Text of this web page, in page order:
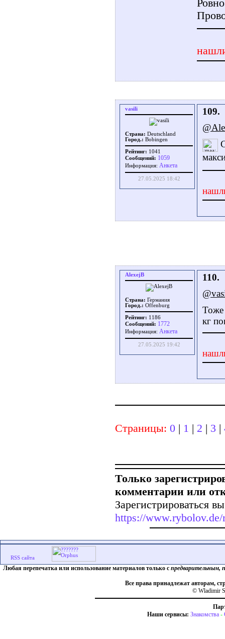
vasili
Страна: Deutschland
Город.: Bobingen
Рейтинг: 1041
Сообщений: 1059
Информация: Aнкета
27.05.2025 18:42
109.
AlexejB
Страна: Германия
Город.: Offenburg
Рейтинг: 1186
Сообщений: 1772
Информация: Aнкета
27.05.2025 19:42
110.
Тоже
кг
Страницы: 0 | 1 | 2 | 3 |
Только
комментарии или
Зарегистрироваться
https://www.rybolov.de/
Любая перепечатка или использование материалов только с предварительным,
Все права принадлежат авторам,
© Wladimir
Наши сервисы: Знакомства -